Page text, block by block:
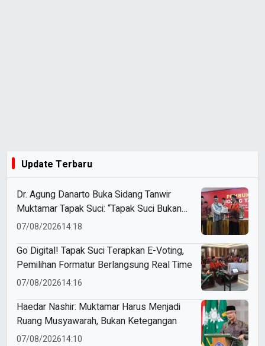
Update Terbaru
Dr. Agung Danarto Buka Sidang Tanwir
Muktamar Tapak Suci: “Tapak Suci Bukan
Organisasi Ko Ping Ho dan Dracin”
07/08/202614:18
Go Digital! Tapak Suci Terapkan E-Voting,
Pemilihan Formatur Berlangsung Real Time
07/08/202614:16
Haedar Nashir: Muktamar Harus Menjadi
Ruang Musyawarah, Bukan Ketegangan
07/08/202614:10